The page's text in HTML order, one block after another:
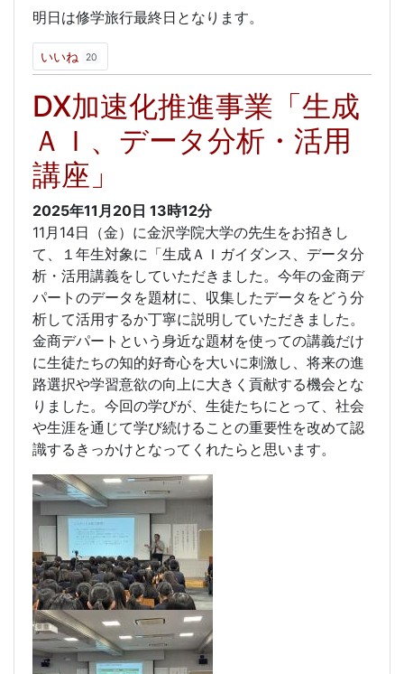
明日は修学旅行最終日となります。
いいね 20
DX加速化推進事業「生成
ＡＩ、データ分析・活用
講座」
2025年11月20日 13時12分
11月14日（金）に金沢学院大学の先生をお招きし
て、１年生対象に「生成ＡＩガイダンス、データ分
析・活用講義をしていただきました。今年の金商デ
パートのデータを題材に、収集したデータをどう分
析して活用するか丁寧に説明していただきました。
金商デパートという身近な題材を使っての講義だけ
に生徒たちの知的好奇心を大いに刺激し、将来の進
路選択や学習意欲の向上に大きく貢献する機会とな
りました。今回の学びが、生徒たちにとって、社会
や生涯を通じて学び続けることの重要性を改めて認
識するきっかけとなってくれたらと思います。